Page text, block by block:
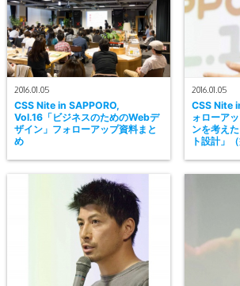
2016.01.05
CSS Nite in SAPPORO,
Vol.16「ビジネスのためのWebデ
ザイン」フォローアップ資料まと
め
2016.01.05
CSS Nite
ォローア
ンを考え
ト設計」